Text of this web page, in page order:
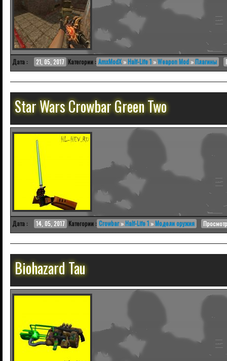
Дата : 21, 05, 2017 Категории : AmxModX »Half-Life 1 »Weapon Mod »Плагины
Star Wars Crowbar Green Two
Дата : 14, 05, 2017 Категории : Crowbar»Half-Life 1 »Модели оружия
Biohazard Tau